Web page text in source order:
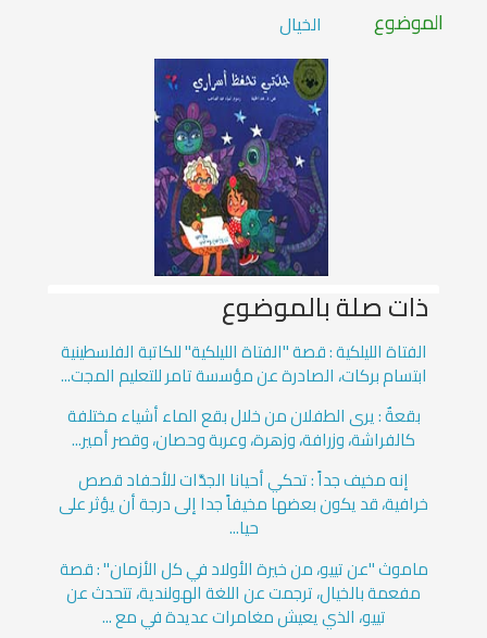
الموضوع الخيال
ذات صلة بالموضوع
الفتاة الليلكية : قصة "الفتاة الليلكية" للكاتبة الفلسطينية
ابتسام بركات، الصادرة عن مؤسسة تامر للتعليم المجت...
بقعةٌ : يرى الطفلان من خلال بقع الماء أشياء مختلفة
كالفراشة، وزرافة، وزهرة، وعربة وحصان، وقصر أمير...
إنه مخيف جداً : تحكي أحيانا الجدَّات للأحفاد قصص
خرافية، قد يكون بعضها مخيفاً جدا إلى درجة أن يؤثر على
حيا...
ماموث "عن تييو، من خيرة الأولاد في كل الأزمان" : قصة
مفعمة بالخيال، ترجمت عن اللغة الهولندية، تتحدث عن
تييو، الذي يعيش مغامرات عديدة في مع ...